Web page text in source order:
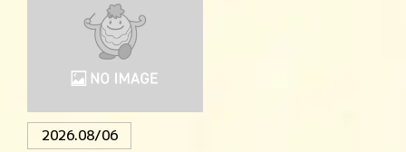
2026.08/06